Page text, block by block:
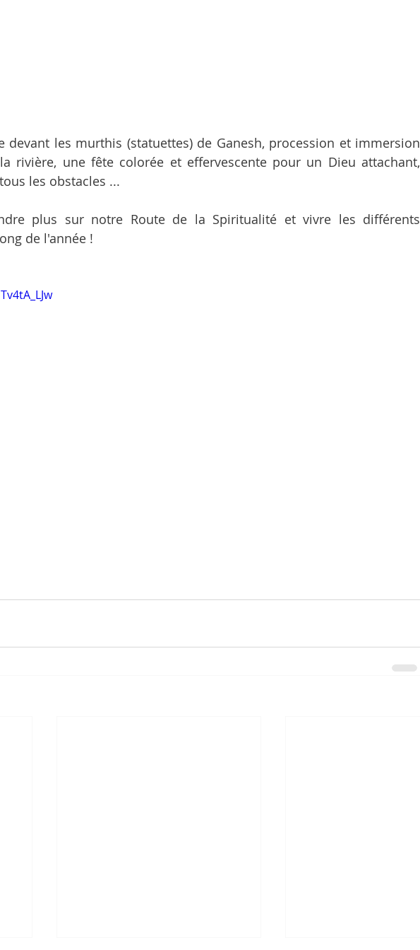
devant les murthis (statuettes) de Ganesh, procession et immersion
rivière, une fête colorée et effervescente pour un Dieu attachant,
les obstacles ...
plus sur notre Route de la Spiritualité et vivre les différents
de l'année !